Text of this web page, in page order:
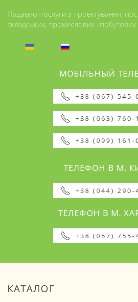
Надаємо послуги з проектування,
складських, промислових і
МОБІЛЬНЫЙ
+38 (067) 545-
+38 (063) 760-
+38 (099) 161-
ТЕЛЕФОН В М.
+38 (044) 290-
ТЕЛЕФОН В М.
+38 (057) 755-
КАТАЛОГ